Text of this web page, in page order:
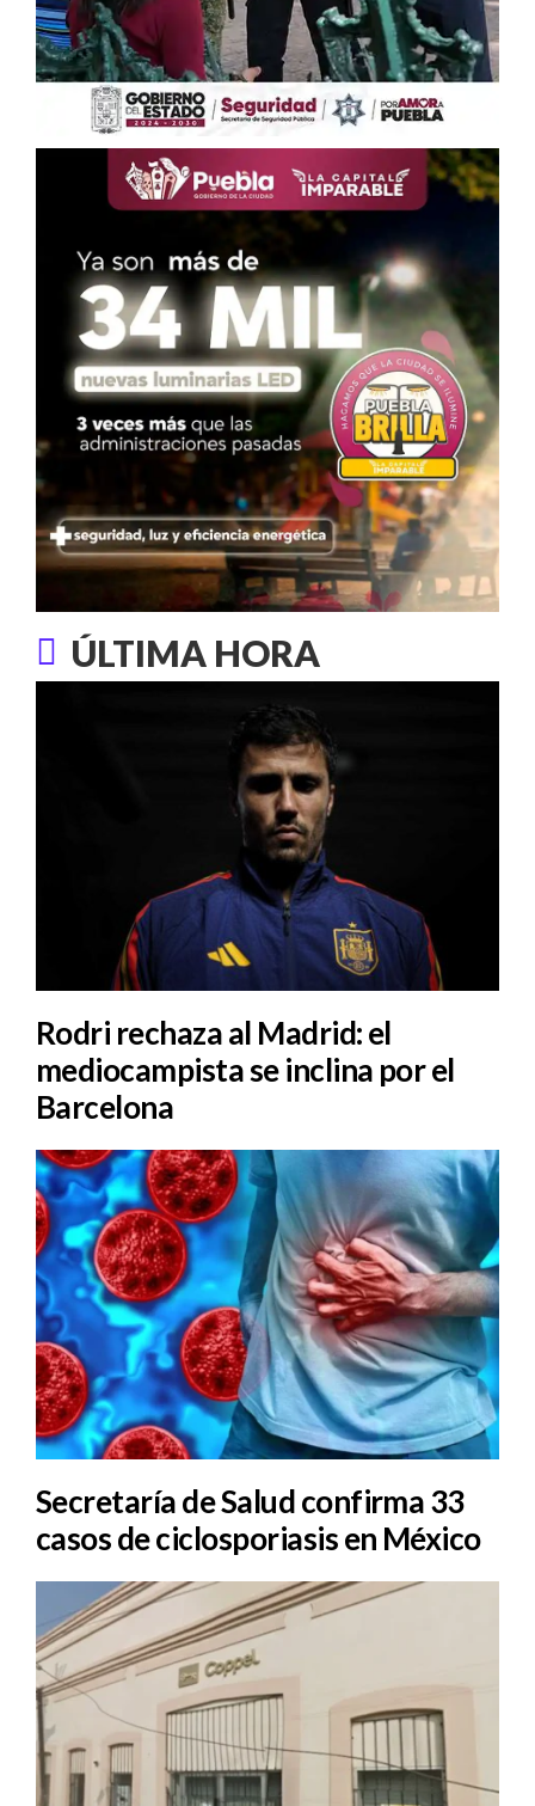
ÚLTIMA HORA
Rodri rechaza al Madrid: el
mediocampista se inclina por el
Barcelona
Secretaría de Salud confirma 33
casos de ciclosporiasis en México